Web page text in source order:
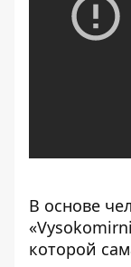
В основе
которой